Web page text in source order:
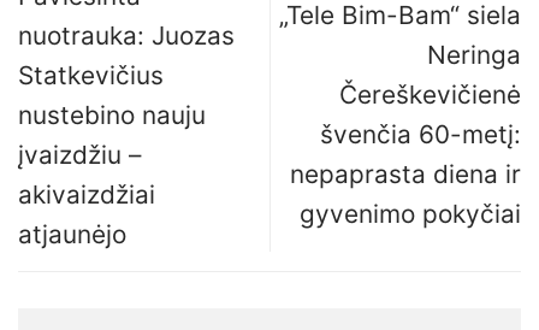
nuotrauka: Juozas
Statkevičius
nustebino nauju
įvaizdžiu –
akivaizdžiai
atjaunėjo
„Tele Bim-Bam“ siela
Neringa
Čereškevičienė
švenčia 60-metį:
nepaprasta diena ir
gyvenimo pokyčiai